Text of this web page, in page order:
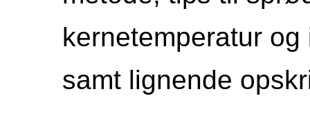
kernetemperatur
samt lignende